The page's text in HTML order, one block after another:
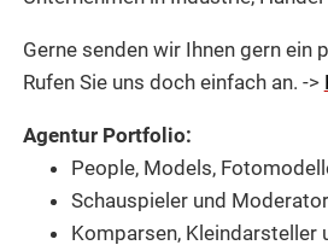
Gerne senden wir Ihnen gern ein
Rufen Sie uns doch einfach an. ->
Agentur Portfolio:
People, Models,
Schauspieler und
Komparsen, Kleindarsteller